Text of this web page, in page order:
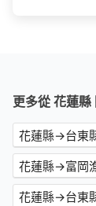
更多從 花蓮
花蓮縣→台東
花蓮縣→富岡
花蓮縣→台東